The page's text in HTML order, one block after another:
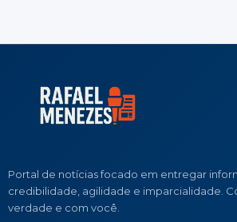
Portal de notícias focado em entregar
credibilidade, agilidade e imparcialidade.
verdade e com você.